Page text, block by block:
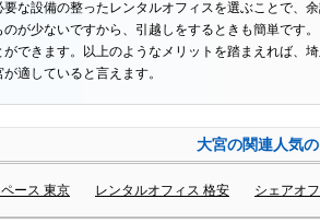
要な設備の整ったレンタルオフィスを選ぶことで、
が少ないですから、引越しをするときも簡単です
できます。以上のようなメリットを踏まえれば、
適していると言えます。
大宮の関連人気
ース 東京 レンタルオフィス 格安 シェアオ